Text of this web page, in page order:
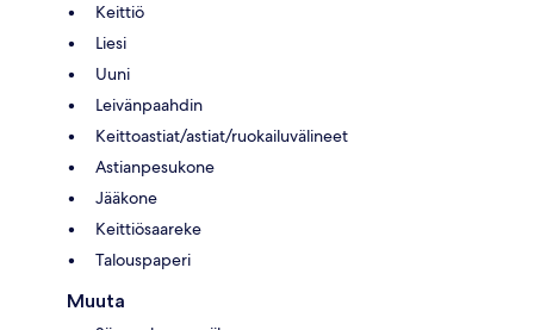
Keittiö
Liesi
Uuni
Leivänpaahdin
Keittoastiat/astiat/ruokailuvälineet
Astianpesukone
Jääkone
Keittiösaareke
Talouspaperi
Muuta